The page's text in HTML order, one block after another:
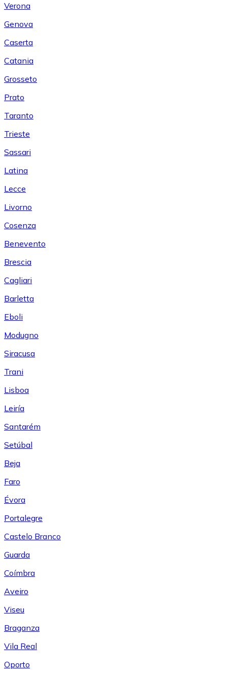
Verona
Genova
Caserta
Catania
Grosseto
Prato
Taranto
Trieste
Sassari
Latina
Lecce
Livorno
Cosenza
Benevento
Brescia
Cagliari
Barletta
Eboli
Modugno
Siracusa
Trani
Lisboa
Leiría
Santarém
Setúbal
Beja
Faro
Évora
Portalegre
Castelo Branco
Guarda
Coímbra
Aveiro
Viseu
Braganza
Vila Real
Oporto